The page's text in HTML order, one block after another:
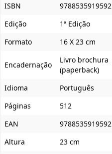
ISBN
9788535919592
Edição
1ª Edição
Formato
16 X 23 cm
Encadernação
Livro brochura
(paperback)
Idioma
Português
Páginas
512
EAN
9788535919592
Altura
23 cm